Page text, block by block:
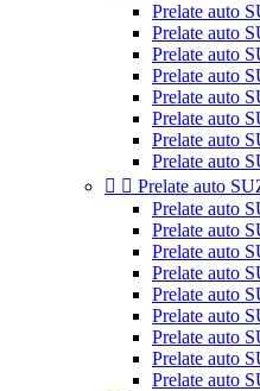
Prelate auto
Prelate auto
Prelate auto
Prelate auto
Prelate auto
Prelate auto
Prelate auto
Prelate auto
  Prelate auto
Prelate auto
Prelate auto
Prelate auto
Prelate auto
Prelate auto
Prelate auto
Prelate auto
Prelate auto
Prelate auto